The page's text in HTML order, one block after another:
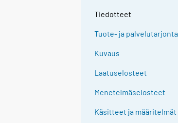
Tiedotteet
Tuote- ja palvelutarjonta
Kuvaus
Laatuselosteet
Menetelmäselosteet
Käsitteet ja määritelmät